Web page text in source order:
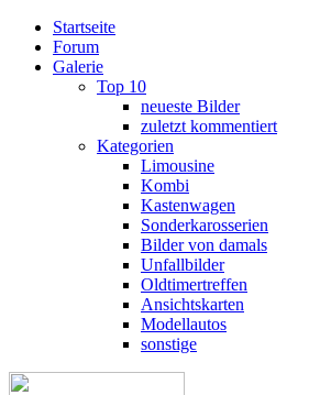
Startseite
Forum
Galerie
Top 10
neueste Bilder
zuletzt kommentiert
Kategorien
Limousine
Kombi
Kastenwagen
Sonderkarosserien
Bilder von damals
Unfallbilder
Oldtimertreffen
Ansichtskarten
Modellautos
sonstige